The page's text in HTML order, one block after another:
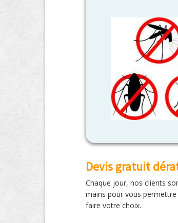
Devis gratuit
Chaque jour, nos clients
mains pour vous
faire votre choix.